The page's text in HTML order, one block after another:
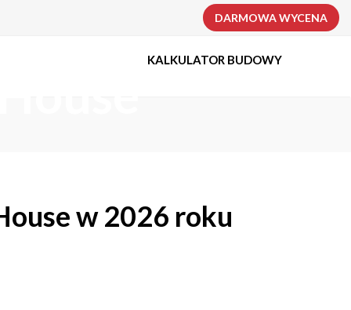
DARMOWA WYCENA
KALKULATOR BUDOWY
w 2026 roku